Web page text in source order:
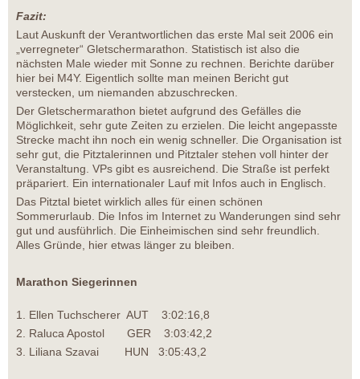
Fazit:
Laut Auskunft der Verantwortlichen das erste Mal seit 2006 ein
„verregneter“ Gletschermarathon. Statistisch ist also die
nächsten Male wieder mit Sonne zu rechnen. Berichte darüber
hier bei M4Y. Eigentlich sollte man meinen Bericht gut
verstecken, um niemanden abzuschrecken.
Der Gletschermarathon bietet aufgrund des Gefälles die
Möglichkeit, sehr gute Zeiten zu erzielen. Die leicht angepasste
Strecke macht ihn noch ein wenig schneller. Die Organisation ist
sehr gut, die Pitztalerinnen und Pitztaler stehen voll hinter der
Veranstaltung. VPs gibt es ausreichend. Die Straße ist perfekt
präpariert. Ein internationaler Lauf mit Infos auch in Englisch.
Das Pitztal bietet wirklich alles für einen schönen
Sommerurlaub. Die Infos im Internet zu Wanderungen sind sehr
gut und ausführlich. Die Einheimischen sind sehr freundlich.
Alles Gründe, hier etwas länger zu bleiben.
Marathon Siegerinnen
1. Ellen Tuchscherer AUT 3:02:16,8
2. Raluca Apostol GER 3:03:42,2
3. Liliana Szavai HUN 3:05:43,2